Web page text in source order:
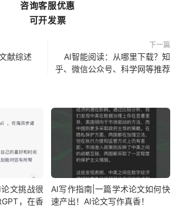
咨询客服优惠
可开发票
献综述
下一篇
AI智能阅读：从哪里下载？知
乎、微信公众号、科学网等推荐
文挑战很
，在香
AI写作指南|一篇学术论文如何快
速产出！AI论文写作真香！